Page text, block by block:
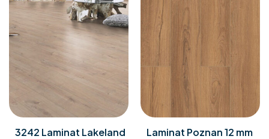
3242 Laminat Lakeland
Laminat Poznan 12 mm